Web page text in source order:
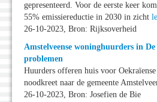
gepresenteerd. Voor de eerste keer
55% emissiereductie in 2030 in zicht
26-10-2023, Bron: Rijksoverheid
Amstelveense woninghuurders in
problemen
Huurders offeren huis voor
noodkreet naar de gemeente
26-10-2023, Bron: Josefien de Bie